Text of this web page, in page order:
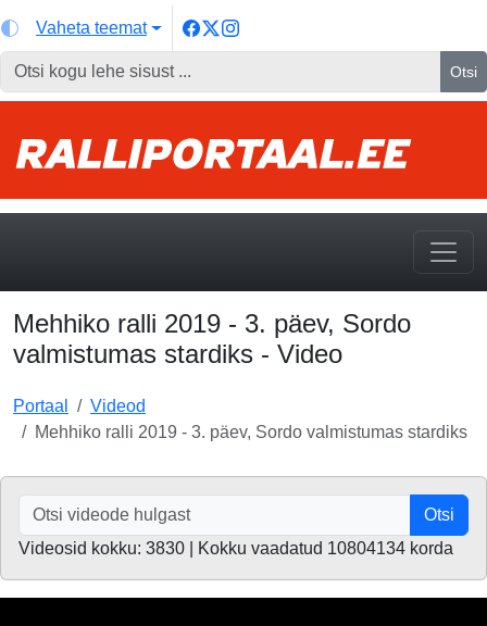
Vaheta teemat
Otsi
Mehhiko ralli 2019 - 3. päev, Sordo
valmistumas stardiks - Video
Portaal
Videod
Mehhiko ralli 2019 - 3. päev, Sordo valmistumas stardiks
Otsi
Videosid kokku: 3830 | Kokku vaadatud 10804134 korda